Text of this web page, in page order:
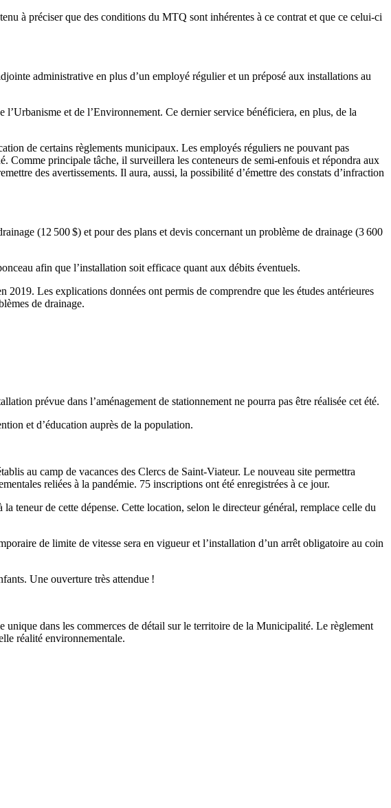
à préciser que des conditions du MTQ sont inhérentes à ce contrat et que ce celui-ci
administrative en plus d’un employé régulier et un préposé aux installations au
et de l’Environnement. Ce dernier service bénéficiera, en plus, de la
de certains règlements municipaux. Les employés réguliers ne pouvant pas
Comme principale tâche, il surveillera les conteneurs de semi-enfouis et répondra aux
des avertissements. Il aura, aussi, la possibilité d’émettre des constats d’infraction
(12 500 $) et pour des plans et devis concernant un problème de drainage (3 600
afin que l’installation soit efficace quant aux débits éventuels.
Les explications données ont permis de comprendre que les études antérieures
de drainage.
prévue dans l’aménagement de stationnement ne pourra pas être réalisée cet été.
et d’éducation auprès de la population.
au camp de vacances des Clercs de Saint-Viateur. Le nouveau site permettra
reliées à la pandémie. 75 inscriptions ont été enregistrées à ce jour.
teneur de cette dépense. Cette location, selon le directeur général, remplace celle du
de limite de vitesse sera en vigueur et l’installation d’un arrêt obligatoire au coin
Une ouverture très attendue !
unique dans les commerces de détail sur le territoire de la Municipalité. Le règlement
réalité environnementale.